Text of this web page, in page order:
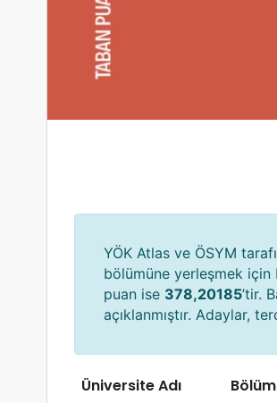
YÖK Atlas ve ÖSYM
bölümüne yerleşmek
puan ise 378,20185’tir.
açıklanmıştır. Adaylar,
Üniversite Adı Bölüm